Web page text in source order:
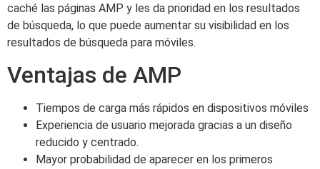
caché las páginas AMP y les da prioridad en los resultados
de búsqueda, lo que puede aumentar su visibilidad en los
resultados de búsqueda para móviles.
Ventajas de AMP
Tiempos de carga más rápidos en dispositivos móviles
Experiencia de usuario mejorada gracias a un diseño
reducido y centrado.
Mayor probabilidad de aparecer en los primeros